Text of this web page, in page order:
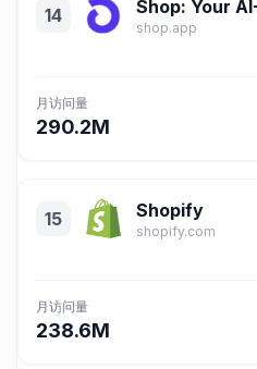
14
shop.app
月访问量
290.2M
15 Shopify
shopify.com
月访问量
238.6M